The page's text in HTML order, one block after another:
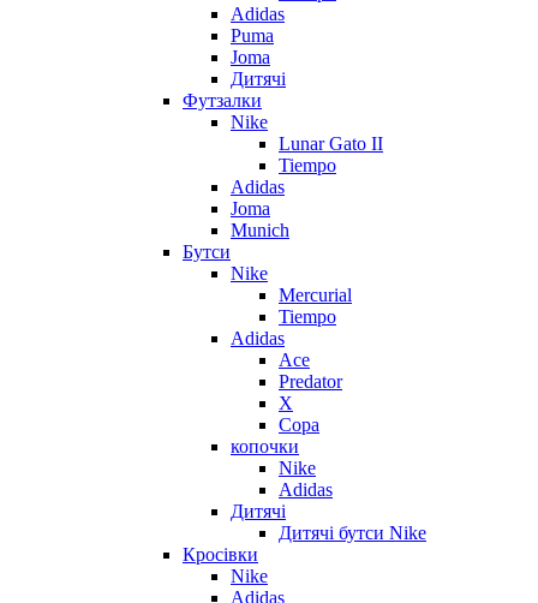
Adidas
Puma
Joma
Дитячі
Футзалки
Nike
Lunar Gato II
Tiempo
Adidas
Joma
Munich
Бутси
Nike
Mercurial
Tiempo
Adidas
Ace
Predator
X
Copa
копочки
Nike
Adidas
Дитячі
Дитячі бутси Nike
Кросівки
Nike
Adidas